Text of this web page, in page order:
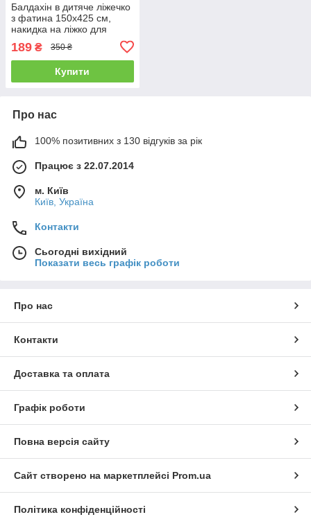
Балдахін в дитяче ліжечко
з фатина 150х425 см,
накидка на ліжко для
189 ₴ 350 ₴
Купити
Про нас
100% позитивних з 130 відгуків за рік
Працює з 22.07.2014
м. Київ
Київ, Україна
Контакти
Сьогодні вихідний
Показати весь графік роботи
Про нас
Контакти
Доставка та оплата
Графік роботи
Повна версія сайту
Сайт створено на маркетплейсі Prom.ua
Політика конфіденційності